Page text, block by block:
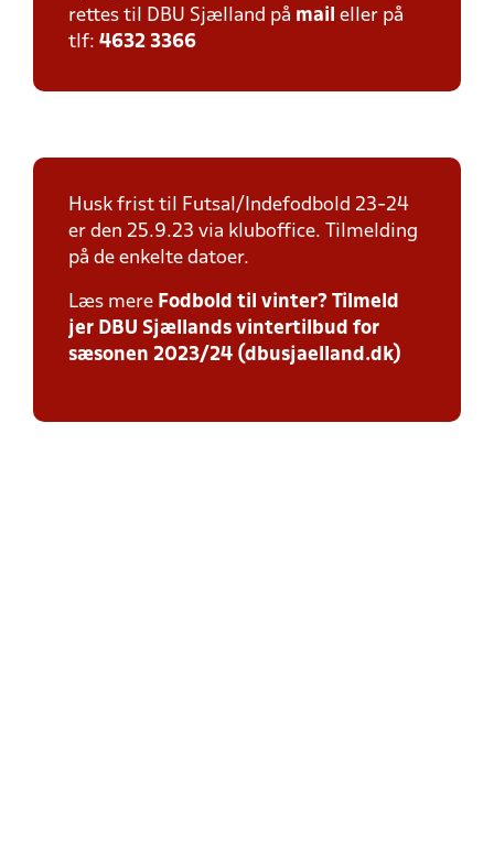
rettes til DBU Sjælland på mail eller på
tlf: 4632 3366
Husk frist til Futsal/Indefodbold 23-24
er den 25.9.23 via kluboffice. Tilmelding
på de enkelte datoer.
Læs mere Fodbold til vinter? Tilmeld
jer DBU Sjællands vintertilbud for
sæsonen 2023/24 (dbusjaelland.dk)